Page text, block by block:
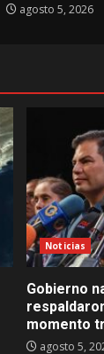
agosto 5, 2026
Noticias
Gobierno
momento
agosto 5,